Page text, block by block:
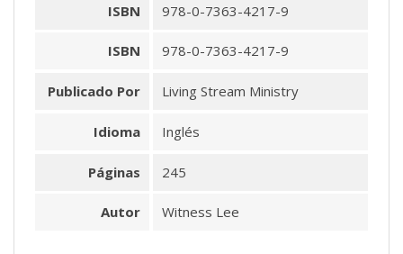
ISBN 978-0-7363-4217-9
ISBN 978-0-7363-4217-9
Publicado Por Living Stream Ministry
Idioma Inglés
Páginas 245
Autor Witness Lee